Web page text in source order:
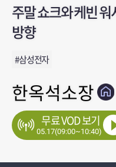
주말 쇼크와 케빈
방향
#삼성전자
한옥석소장
무료 VOD 보기
05.17(09:00~10:40)
변동성은 상방도 열
랠리!
#나우로보틱스
신학수대표
05.17(09:00~13:00)
시장 압도할 테마 및
#SK하이닉스..560%
송관종대표
05.17(09:00~15:00)
두산로보 급등수익,
마지막매수기회
#두산로보틱스+32%
송재호대표
05.17(09:00~19:00)
매달수백%잔치!
로봇섹터후속잔치는?
#가온500%대원300%
김용덕대표
05.17(14:00~00:00)
김우식의 선데이 포
#로봇주특집
김우식대표
05.17(20:00~21:30)
8천P최고점 전량차
새주도주
#힌트110%..1위임박
박완필대표
05.17(20:30~21:10)
너~~무좋아요! 종
#너~~무좋은건간다
감은숙대표
05.17(21:00~22:00)
★3연속 월베+분
메이저주는?
#3연속월베+분베
강호안인기
05.17(21:00~22:00)
[주간예습반] 드디
#7500
하창봉대표
05.17(22:00~23:00)
트럼프 몰락에 베팅
#트럼프 몰락에 베팅중인 - 미국
박한샘대표
05.17(22:00~23:00)
선데이종결자,월요
#선데이종결자,월요일 기습전략
김대복대표
05.17(22:00~22:40)
오각형 랠리 빅리턴
핵심주
#GPU+메모리통합
신학수대표
05.17(22:00~23:30)